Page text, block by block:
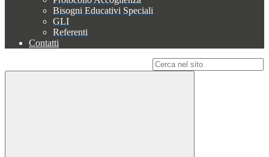
Bisogni Educativi Speciali
GLI
Referenti
Contatti